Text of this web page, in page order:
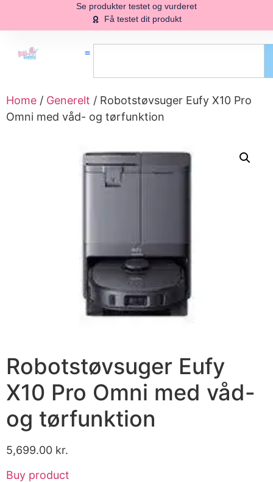
Se produkter testet og vurderet
Få testet dit produkt
Home / Generelt / Robotstøvsuger Eufy X10 Pro
Omni med våd- og tørfunktion
Robotstøvsuger Eufy
X10 Pro Omni med våd-
og tørfunktion
5,699.00 kr.
Buy product